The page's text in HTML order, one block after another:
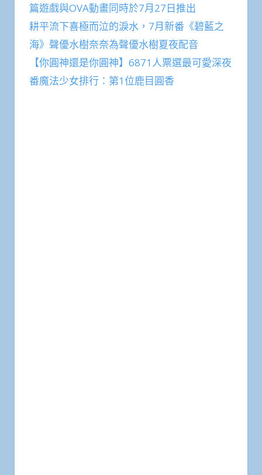
篇遊戲與OVA動畫同時於7月27日推出
耕平流下喜極而泣的淚水，7月新番《碧藍之
海》聲優水樹奈奈為聲優水樹夏夜配音
【你圓神還是你圓神】6871人票選最可愛深夜
番魔法少女排行：第1位鹿目圓香